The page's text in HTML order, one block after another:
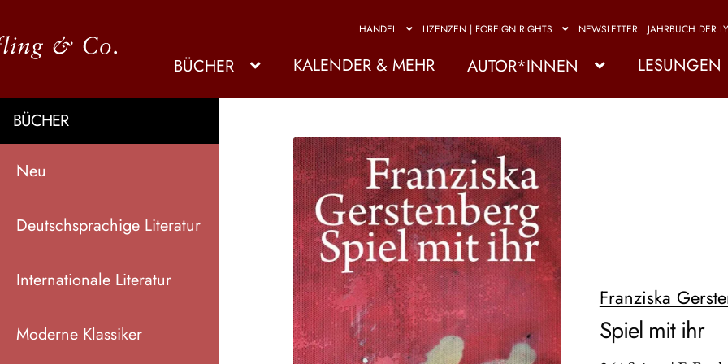
HANDEL LIZENZEN | FOREIGN RIGHTS NEWSLETTER JAHRBUCH DER
BÜCHER KALENDER & MEHR AUTOR*INNEN LESUNGEN
BÜCHER
Neu
Deutschsprachige Literatur
Internationale Literatur
Moderne Klassiker
Franziska
Spiel mit ihr